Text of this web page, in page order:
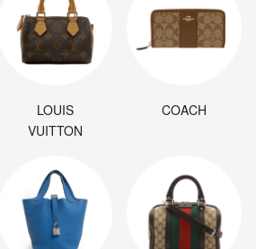
LOUIS
VUITTON
COACH